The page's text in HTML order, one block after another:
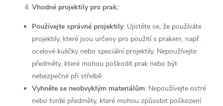
Vhodné projektily pro prak:
Používejte správné projektily: Ujistěte se, že používáte
projektily, které jsou určeny pro použití s prakem, např.
ocelové kuličky nebo speciální projektily. Nepoužívejte
předměty, které mohou poškodit prak nebo být
nebezpečné při střelbě.
Vyhněte se neobvyklým materiálům: Nepoužívejte ostré
nebo tvrdé předměty, které mohou způsobit poškození